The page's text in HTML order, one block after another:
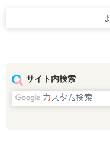
サイト内検索